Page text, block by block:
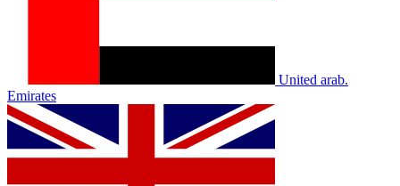
United arab.
Emirates